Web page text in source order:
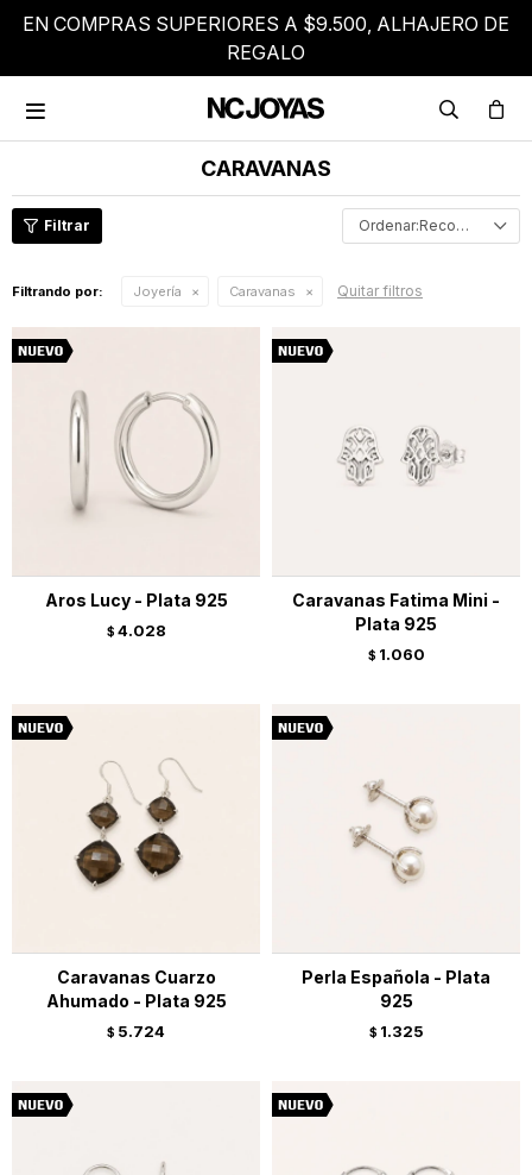
EN COMPRAS SUPERIORES A $9.500, ALHAJERO DE
REGALO

CARAVANAS
Recomendados
Filtrando por: Joyería Caravanas Quitar filtros
Aros Lucy - Plata 925
$ 4.028
Caravanas Fatima Mini -
Plata 925
$ 1.060
Caravanas Cuarzo
Ahumado - Plata 925
$ 5.724
Perla Española - Plata
925
$ 1.325